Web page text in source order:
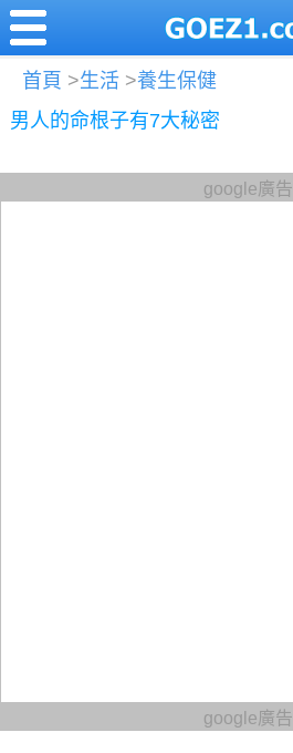
首頁 >生活 >養生保健
男人的命根子有7大秘密
google廣告
google廣告